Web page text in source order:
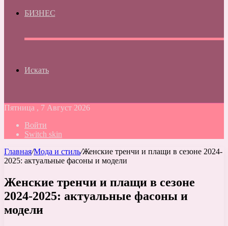
БИЗНЕС
Искать
Пятница , 7 Август 2026
Войти
Switch skin
Главная/Мода и стиль/Женские тренчи и плащи в сезоне 2024-
2025: актуальные фасоны и модели
Женские тренчи и плащи в сезоне
2024-2025: актуальные фасоны и
модели